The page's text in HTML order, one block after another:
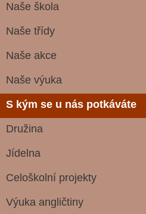
Naše škola
Naše třídy
Naše akce
Naše výuka
S kým se u nás potkáváte
Družina
Jídelna
Celoškolní projekty
Výuka angličtiny